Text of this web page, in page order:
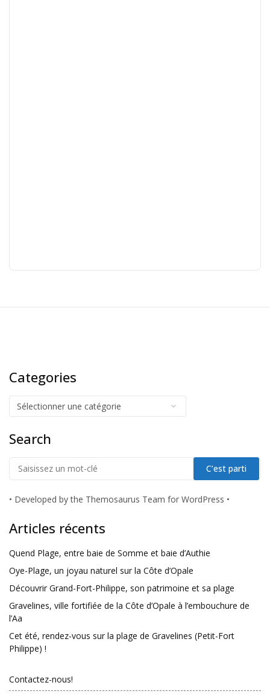
Categories
Search
• Developed by the Themosaurus Team for WordPress •
Articles récents
Quend Plage, entre baie de Somme et baie d’Authie
Oye-Plage, un joyau naturel sur la Côte d’Opale
Découvrir Grand-Fort-Philippe, son patrimoine et sa plage
Gravelines, ville fortifiée de la Côte d’Opale à l’embouchure de
l’Aa
Cet été, rendez-vous sur la plage de Gravelines (Petit-Fort
Philippe) !
Contactez-nous!